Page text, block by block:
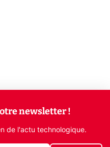
newsletter !
de l'actu technologique.